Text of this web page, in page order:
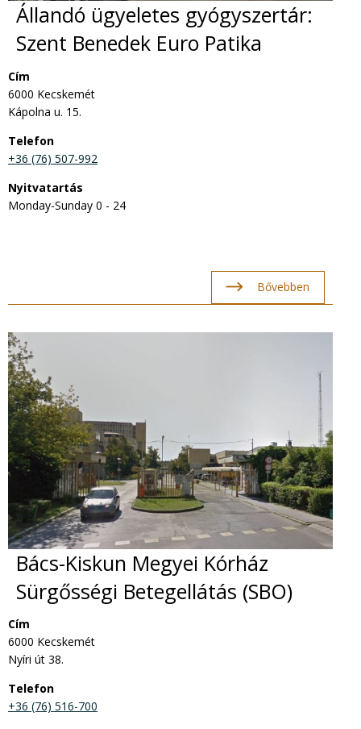
Állandó ügyeletes gyógyszertár:
Szent Benedek Euro Patika
Cím
6000 Kecskemét
Kápolna u. 15.
Telefon
+36 (76) 507-992
Nyitvatartás
Monday-Sunday 0 - 24
Bővebben
Bács-Kiskun Megyei Kórház
Sürgősségi Betegellátás (SBO)
Cím
6000 Kecskemét
Nyíri út 38.
Telefon
+36 (76) 516-700